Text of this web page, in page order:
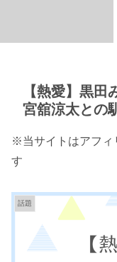
【熱愛】黒田
宮舘涼太との
※当サイトはアフィ
す
話題